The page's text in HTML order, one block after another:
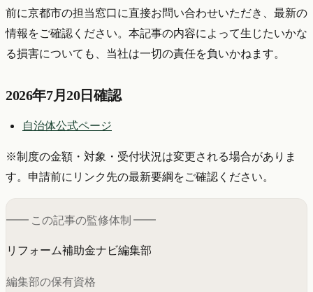
前に京都市の担当窓口に直接お問い合わせいただき、最新の
情報をご確認ください。本記事の内容によって生じたいかな
る損害についても、当社は一切の責任を負いかねます。
2026年7月20日確認
自治体公式ページ
※制度の金額・対象・受付状況は変更される場合がありま
す。申請前にリンク先の最新要綱をご確認ください。
━━ この記事の監修体制 ━━
リフォーム補助金ナビ編集部
編集部の保有資格